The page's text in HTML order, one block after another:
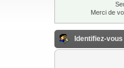
Merci de
Identifiez-vous